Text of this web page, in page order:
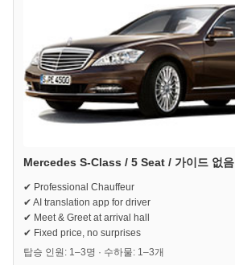
Mercedes S-Class / 5 Seat / 가이드 없음
✔ Professional Chauffeur
✔ AI translation app for driver
✔ Meet & Greet at arrival hall
✔ Fixed price, no surprises
탑승 인원: 1–3명 · 수하물: 1–3개